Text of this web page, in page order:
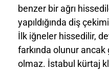
benzer bir ağrı
yapıldığında diş
İlk iğneler hissedilir,
farkında olunur ancak
olmaz. İstabul kürtaj